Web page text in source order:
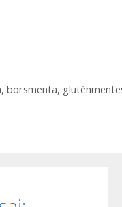
, borsmenta,